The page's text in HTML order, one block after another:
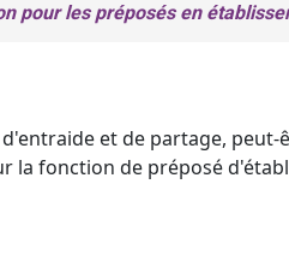
pour les préposés en
et de partage,
la fonction de préposé